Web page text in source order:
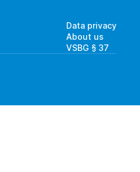
Data privacy
About us
VSBG § 37